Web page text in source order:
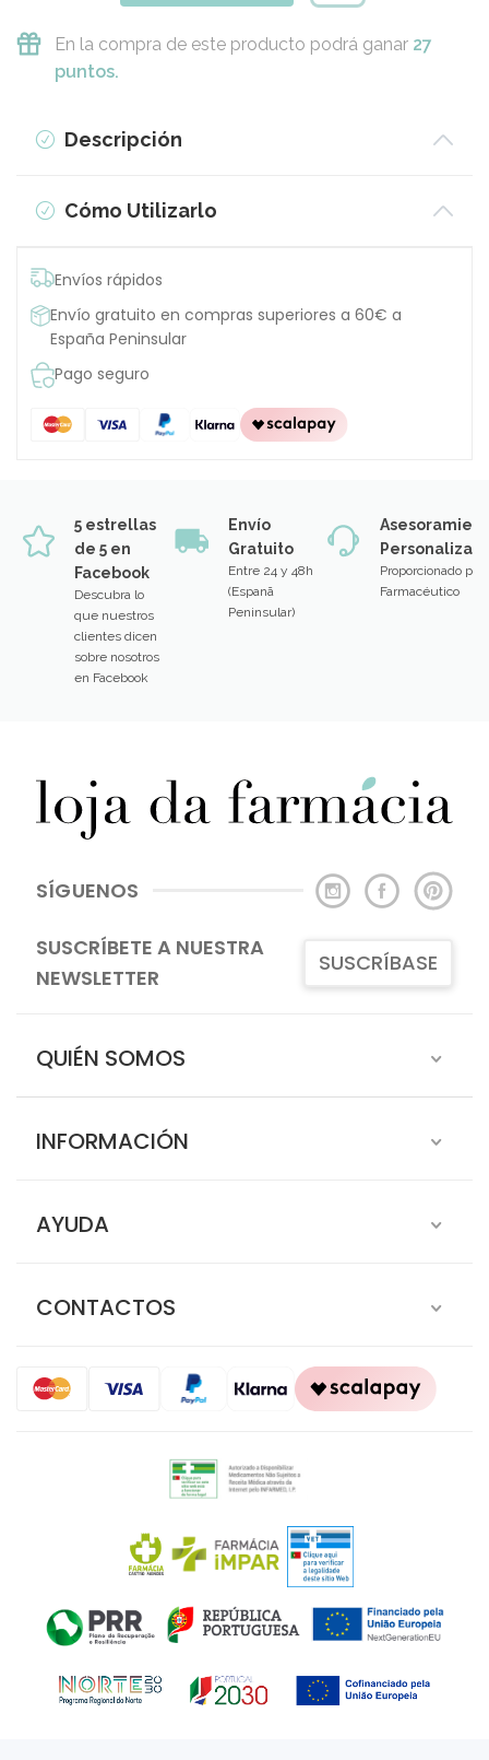
En la compra de este producto podrá ganar 27
puntos.
Descripción
Cómo Utilizarlo
Envíos rápidos
Envío gratuito en compras superiores a 60€ a
España Peninsular
Pago seguro
5 estrellas
de 5 en
Facebook
Descubra lo
que nuestros
clientes dicen
sobre nosotros
en Facebook
Envío
Gratuito
Entre 24 y 48h
(Espanã
Peninsular)
Proporcionado por
Farmacéutico
SÍGUENOS
SUSCRÍBETE A NUESTRA
NEWSLETTER
SUSCRÍBASE
QUIÉN SOMOS
INFORMACIÓN
AYUDA
CONTACTOS